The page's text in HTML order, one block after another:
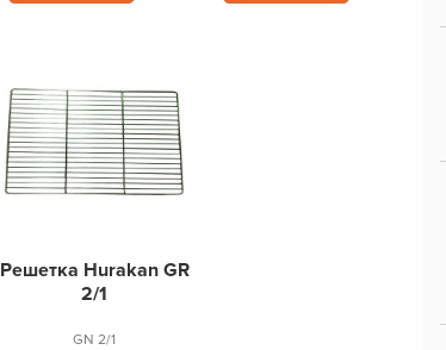
Решетка Hurakan GR
2/1
GN 2/1